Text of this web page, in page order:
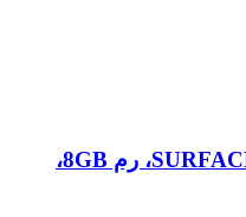
لپ تاپ استوک SURFACE LAPTOP 4، رم 8GB،